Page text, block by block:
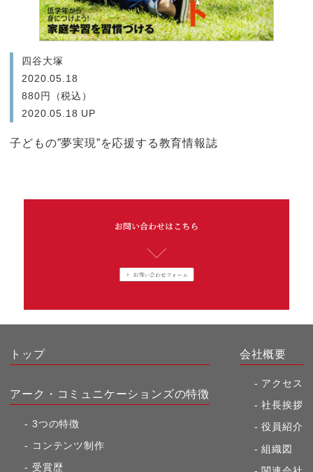
四谷大塚
2020.05.18
880円（税込）
2020.05.18 UP
子どもの”夢実現”を応援する教育情報誌
トップ
アーク・コミュニケーションズの特徴
3つの特徴
コンテンツ制作
受賞歴
会社概要
アクセス
社長挨拶
役員紹介
組織図